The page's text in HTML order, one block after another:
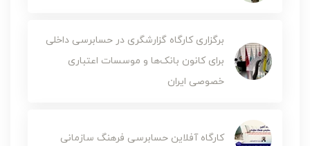
برگزاری کارگاه گزارشگری در حسابرسی داخلی
برای کانون بانک‌ها و موسسات اعتباری
خصوصی ایران
کارگاه آفلاین حسابرسی فرهنگ سازمانی